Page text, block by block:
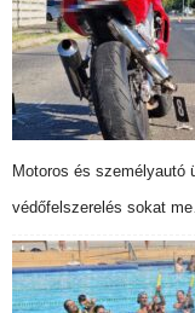
Motoros és személyautó
védőfelszerelés sokat